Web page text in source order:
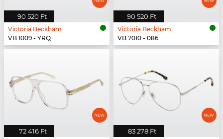
90 520 Ft
Victoria Beckham
VB 1009 - YRQ
90 520 Ft
Victoria Beckham
VB 7010 - 086
72 416 Ft 83 278 Ft